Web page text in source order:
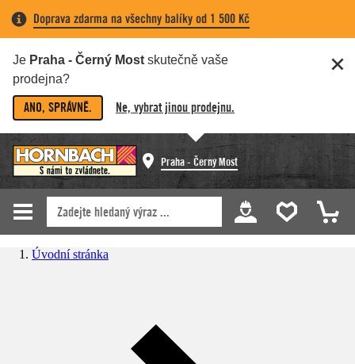
Doprava zdarma na všechny balíky od 1 500 Kč
Je Praha - Černý Most skutečně vaše
prodejna?
ANO, SPRÁVNĚ. Ne, vybrat jinou prodejnu.
Praha - Černý Most
Úvodní stránka